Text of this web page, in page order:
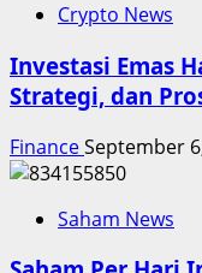
Crypto News
Investasi Emas
Strategi, dan
FinanceSeptember
Saham News